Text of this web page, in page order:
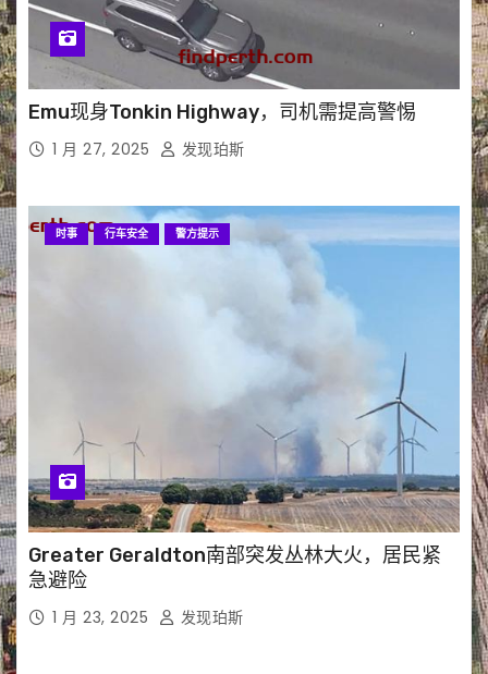
Emu现身Tonkin Highway，司机需提高警惕
1 月 27, 2025 发现珀斯
时事 行车安全 警方提示
Greater Geraldton南部突发丛林大火，居民紧
急避险
1 月 23, 2025 发现珀斯